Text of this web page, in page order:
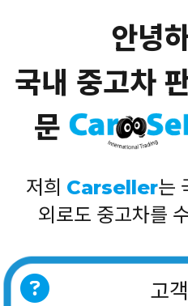
안녕
국내 중고차
문
저희 Carseller는
외로도 중고차를
고